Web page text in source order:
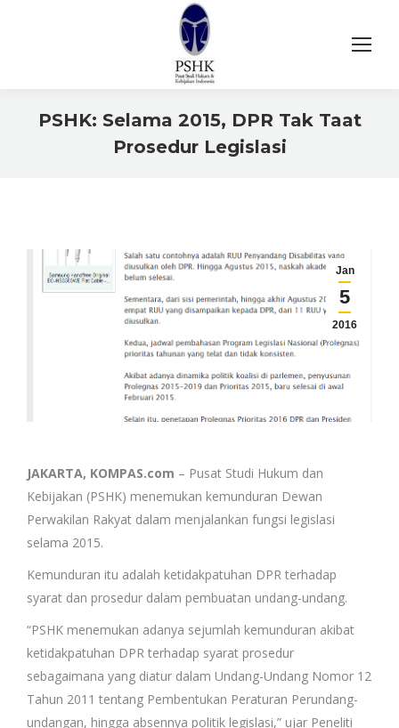
PSHK: Selama 2015, DPR Tak Taat
Prosedur Legislasi
Jan
5
2016
JAKARTA, KOMPAS.com – Pusat Studi Hukum dan
Kebijakan (PSHK) menemukan kemunduran Dewan
Perwakilan Rakyat dalam menjalankan fungsi legislasi
selama 2015.
Kemunduran itu adalah ketidakpatuhan DPR terhadap
syarat dan prosedur dalam pembuatan undang-undang.
“PSHK menemukan adanya sejumlah kemunduran akibat
ketidakpatuhan DPR terhadap syarat prosedur
sebagaimana yang diatur dalam Undang-Undang Nomor 12
Tahun 2011 tentang Pembentukan Peraturan Perundang-
undangan, hingga absennya politik legislasi,” ujar Peneliti